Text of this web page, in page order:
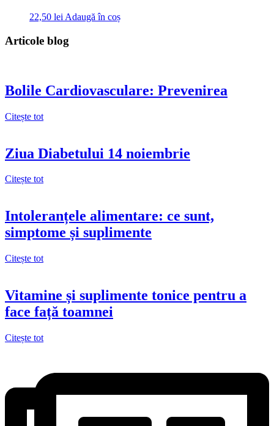
22,50 lei Adaugă în coș
Articole blog
Bolile Cardiovasculare: Prevenirea
Citește tot
Ziua Diabetului 14 noiembrie
Citește tot
Intoleranțele alimentare: ce sunt,
simptome și suplimente
Citește tot
Vitamine și suplimente tonice pentru a
face față toamnei
Citește tot